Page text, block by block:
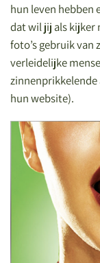
hun leven hebben
dat wil jij als kijker
foto’s gebruik van
verleidelijke
zinnenprikkelende
hun website).